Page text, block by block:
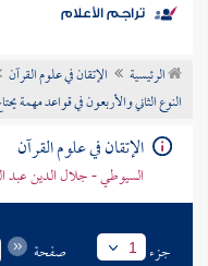
موضوعي
تراجم الأعلام
الرئيسية
الإتقان في علوم القرآن
النوع الثاني والأربعون في قواعد مهمة
الإتقان في علوم القرآن
السيوطي - جلال الدين عبد
جزء 1 صفحة